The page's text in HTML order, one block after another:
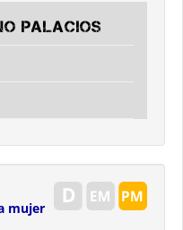
palacios
mujer